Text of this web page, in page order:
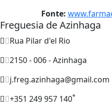
Fonte:
Freguesia de Azinhaga
Rua Pilar d'el Rio
2150 - 006 - Azinhaga
j.freg.azinhaga@gmail.com
+351 249 957 140*